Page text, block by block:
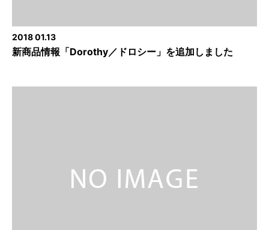
2018 01.13
新商品情報「Dorothy／ドロシー」を追加しました